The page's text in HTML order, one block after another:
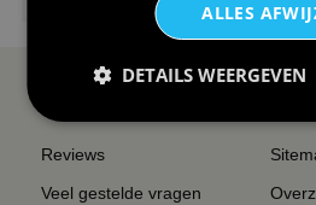
Reviews
Veel gestelde vragen
ALLES
DETAILS WEERGEVEN